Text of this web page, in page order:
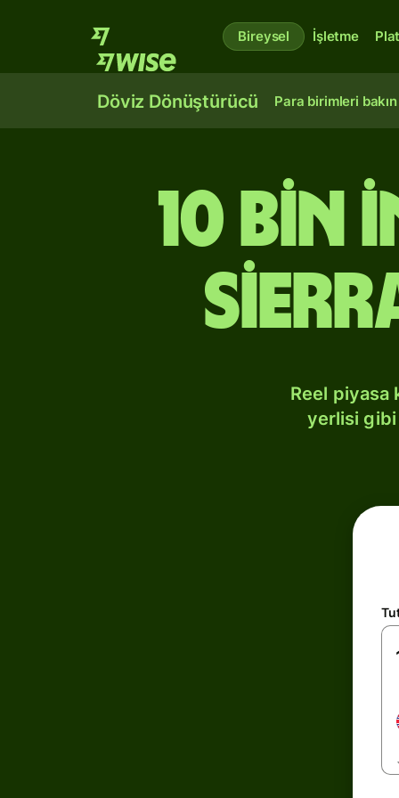
Bireysel İşletme
Döviz Dönüştürücü Para birimleri bakın
10 bin
Reel piyasa
yerlisi gibi